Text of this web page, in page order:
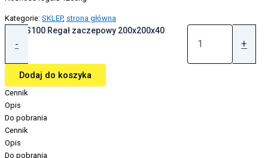
Kategorie: SKLEP, strona główna
-
ilość S100 Regał zaczepowy 200x200x40
+
Dodaj do koszyka
Cennik
Opis
Do pobrania
Cennik
Opis
Do pobrania